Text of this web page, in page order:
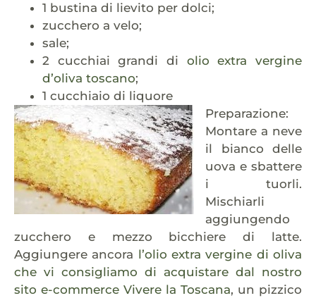
1 bustina di lievito per dolci;
zucchero a velo;
sale;
2 cucchiai grandi di olio extra vergine
d’oliva toscano;
1 cucchiaio di liquore
Preparazione:
Montare a neve
il bianco delle
uova e sbattere
i tuorli.
Mischiarli
aggiungendo
zucchero e mezzo bicchiere di latte.
Aggiungere ancora l’olio extra vergine di oliva
che vi consigliamo di acquistare dal nostro
sito e-commerce Vivere la Toscana, un pizzico